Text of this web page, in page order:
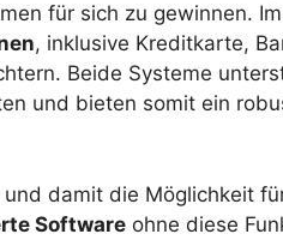
für sich zu gewinnen.
, inklusive Kreditkarte,
Beide Systeme
und bieten somit ein
und damit die Möglichkeit
Software ohne diese